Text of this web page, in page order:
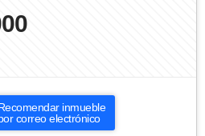
inmueble
correo electrónico